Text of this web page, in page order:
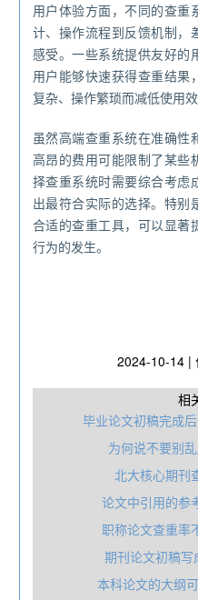
用户体验方面，不同的查重
计、操作流程到反馈机制，
感受。一些系统提供友好的
用户能够快速获得查重结果
复杂、操作繁琐而减低使用效
虽然高端查重系统在准确性
高昂的费用可能限制了某些
择查重系统时需要综合考虑
出最符合实际的选择。特别
合适的查重工具，可以显著
行为的发生。
2024-10-14 |
相
毕业论文初稿完成
为何说不要别
北大核心期刊
论文中引用的参
职称论文查重率
期刊论文初稿
本科论文的大纲